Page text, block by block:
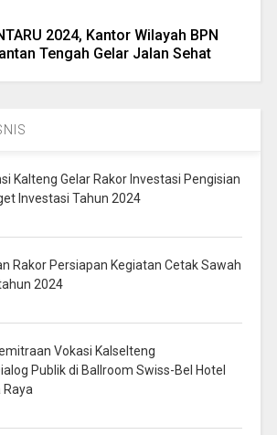
2024, Kantor Wilayah BPN
Tengah Gelar Jalan Sehat
Kalteng Gelar Rakor Investasi Pengisian
Investasi Tahun 2024
Rakor Persiapan Kegiatan Cetak Sawah
2024
Vokasi Kalselteng
Publik di Ballroom Swiss-Bel Hotel
Raya